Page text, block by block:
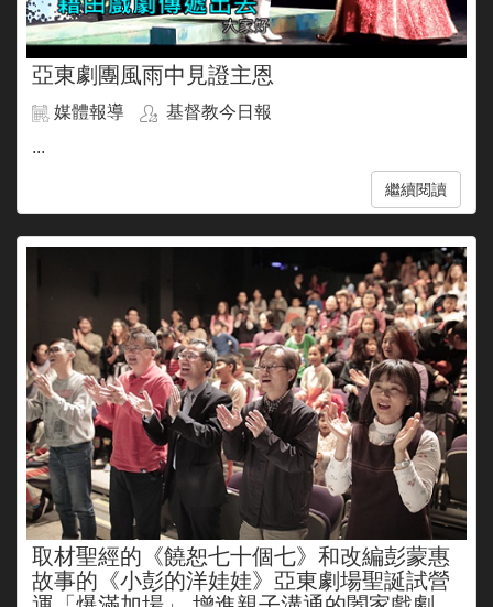
亞東劇團風雨中見證主恩
媒體報導
基督教今日報
...
繼續閱讀
取材聖經的《饒恕七十個七》和改編彭蒙惠
故事的《小彭的洋娃娃》亞東劇場聖誕試營